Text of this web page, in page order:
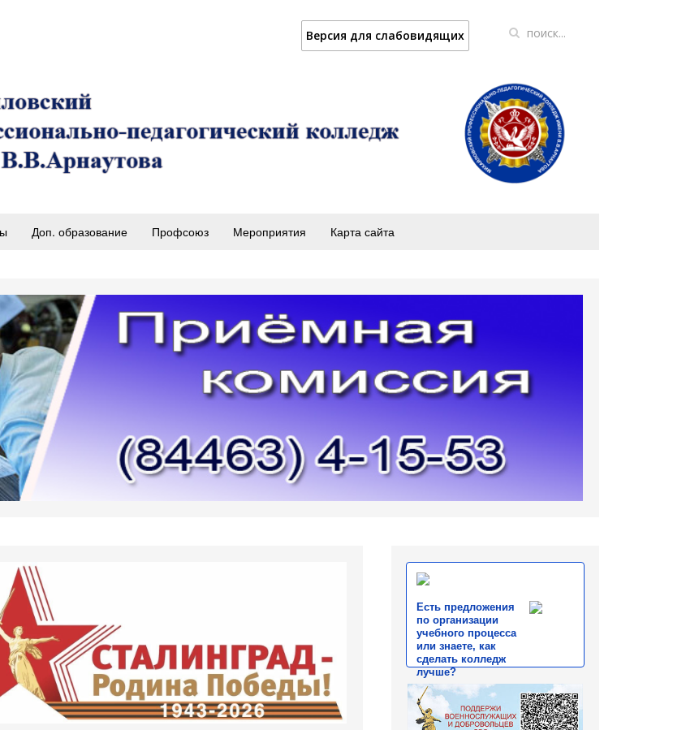
Версия для слабовидящих
Доп. образование Профсоюз Мероприятия Карта сайта
Есть предложения
по организации
учебного процесса
или знаете, как
сделать колледж
лучше?